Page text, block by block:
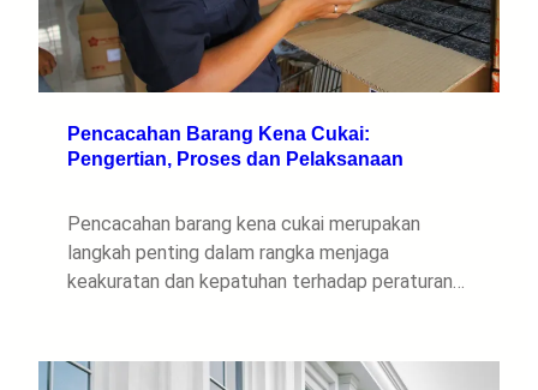
Pencacahan Barang Kena Cukai:
Pengertian, Proses dan Pelaksanaan
Pencacahan barang kena cukai merupakan
langkah penting dalam rangka menjaga
keakuratan dan kepatuhan terhadap peraturan…